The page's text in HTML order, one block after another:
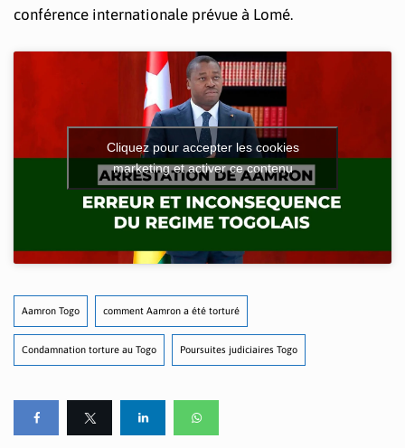
conférence internationale prévue à Lomé.
Cliquez pour accepter les cookies
marketing et activer ce contenu
Aamron Togo comment Aamron a été torturé
Condamnation torture au Togo Poursuites judiciaires Togo